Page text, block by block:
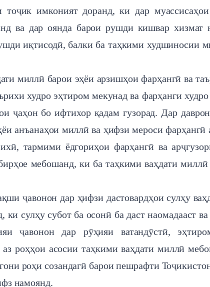
тоҷик имконият доранд, ки дар
ва дар оянда барои рушди кишвар
иқтисодӣ, балки ба таҳкими худшиносии
миллӣ барои эҳёи арзишҳои фарҳангӣ ва
худро эҳтиром мекунад ва фарҳанги
ҷаҳон бо ифтихор қадам гузорад. Дар
анъанаҳои миллӣ ва ҳифзи мероси
тармими ёдгориҳои фарҳангӣ ва
мебошанд, ки ба таҳкими ваҳдати
ҷавонон дар ҳифзи дастовардҳои сулҳу
ки сулҳу субот ба осонӣ ба даст наомадааст
ҷавонон дар рӯҳияи ватандӯстӣ,
роҳҳои асосии таҳкими ваҳдати миллӣ
роҳи созандагӣ барои пешрафти
намоянд.